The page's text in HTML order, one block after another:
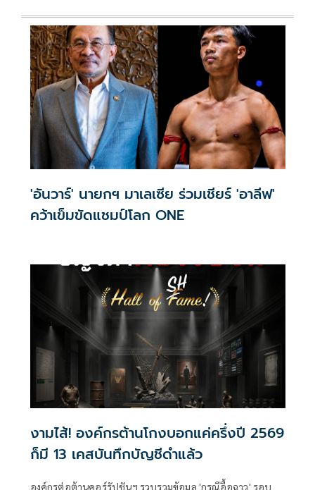
'อันวาร์' นายกฯ มาเลเซีย ร่วมเชียร์ 'อาลีฟ'
คว้าเข็มขัดแชมป์โลก ONE
งามไส้! องค์กรต้านโกงบอกแค่ครึ่งปี 2569
ก็มี 13 เคสบันทึกบัญชีดำแล้ว
องค์กรต่อต้านคอร์รัปชันฯ รวบรวมข้อมูล 'กรณีอื้อฉาว' รอบ